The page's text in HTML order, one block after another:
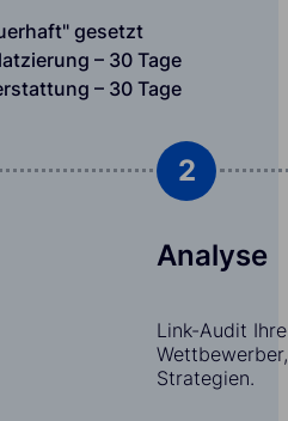
gesetzt
– 30 Tage
– 30 Tage
2
Analyse
Link-Audit
Strategien.